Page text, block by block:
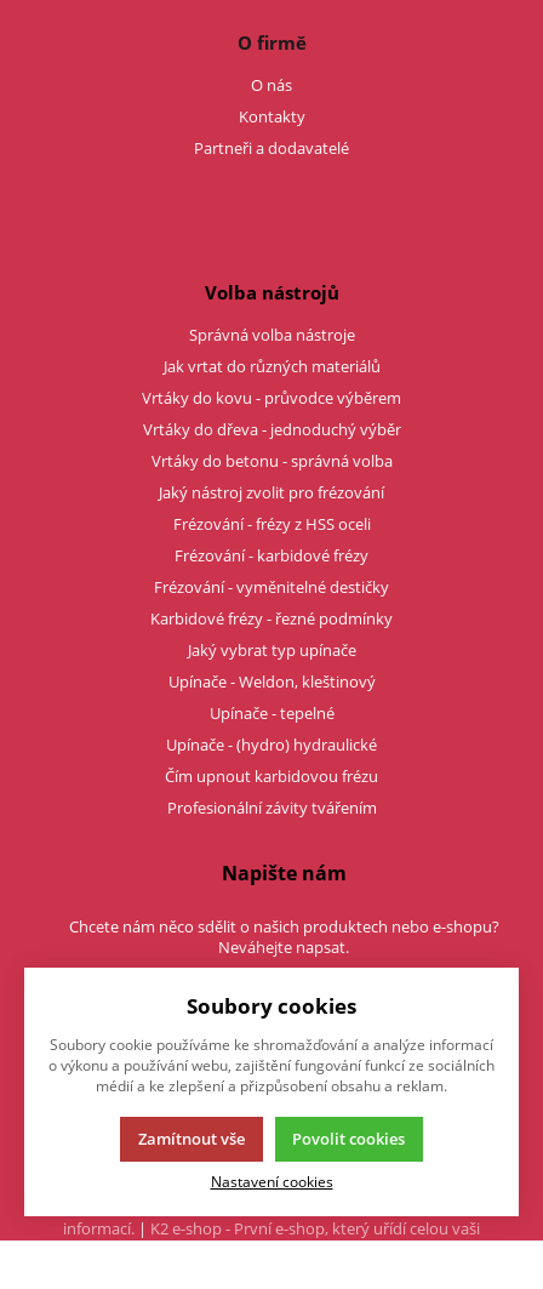
O firmě
O nás
Kontakty
Partneři a dodavatelé
Volba nástrojů
Správná volba nástroje
Jak vrtat do různých materiálů
Vrtáky do kovu - průvodce výběrem
Vrtáky do dřeva - jednoduchý výběr
Vrtáky do betonu - správná volba
Jaký nástroj zvolit pro frézování
Frézování - frézy z HSS oceli
Frézování - karbidové frézy
Frézování - vyměnitelné destičky
Karbidové frézy - řezné podmínky
Jaký vybrat typ upínače
Upínače - Weldon, kleštinový
Upínače - tepelné
Upínače - (hydro) hydraulické
Čím upnout karbidovou frézu
Profesionální závity tvářením
Napište nám
Chcete nám něco sdělit o našich produktech nebo e-shopu?
Neváhejte napsat.
Chci napsat zprávu
informací. | K2 e-shop - První e-shop, který uřídí celou vaši
Soubory cookies
Soubory cookie používáme ke shromažďování a analýze informací
o výkonu a používání webu, zajištění fungování funkcí ze sociálních
médií a ke zlepšení a přizpůsobení obsahu a reklam.
Zamítnout vše Povolit cookies
Nastavení cookies